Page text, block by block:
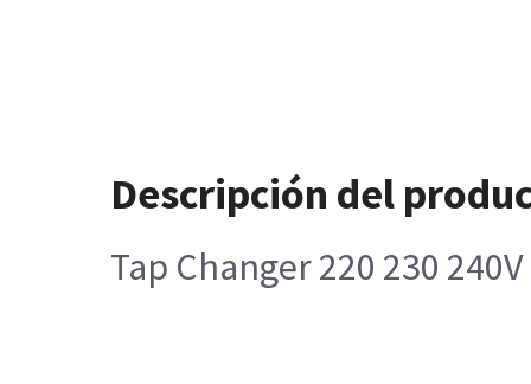
Descripción del
Tap Changer 220 230 240V